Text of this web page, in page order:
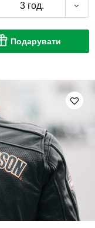
3 год.
Подарувати